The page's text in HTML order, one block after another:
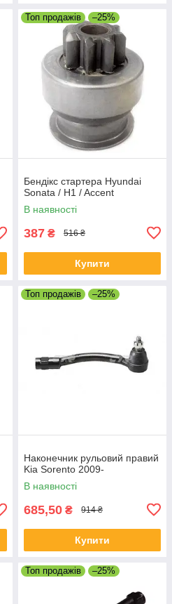
Топ продажів –25%
Бендікс стартера Hyundai
Sonata / H1 / Accent
В наявності
387 ₴ 516 ₴
Купити
Топ продажів –25%
Наконечник рульовий правий
Kia Sorento 2009-
В наявності
685,50 ₴ 914 ₴
Купити
Топ продажів –25%